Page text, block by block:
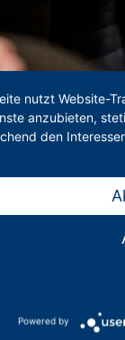
nutzt Website-
anzubieten,
den
Powered by